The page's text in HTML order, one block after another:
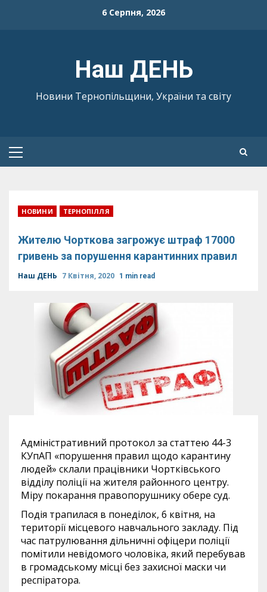
6 Серпня, 2026
Наш ДЕНЬ
Новини Тернопільщини, України та світу
Primary
НОВИНИ ТЕРНОПІЛЛЯ
Жителю Чорткова загрожує штраф 17000
гривень за порушення карантинних правил
Наш ДЕНЬ 7 Квітня, 2020 1 min read
Адміністративний протокол за статтею 44-3
КУпАП «порушення правил щодо карантину
людей» склали працівники Чортківського
відділу поліції на жителя районного центру.
Міру покарання правопорушнику обере суд.
Подія трапилася в понеділок, 6 квітня, на
території місцевого навчального закладу. Під
час патрулювання дільничні офіцери поліції
помітили невідомого чоловіка, який перебував
в громадському місці без захисної маски чи
респіратора.